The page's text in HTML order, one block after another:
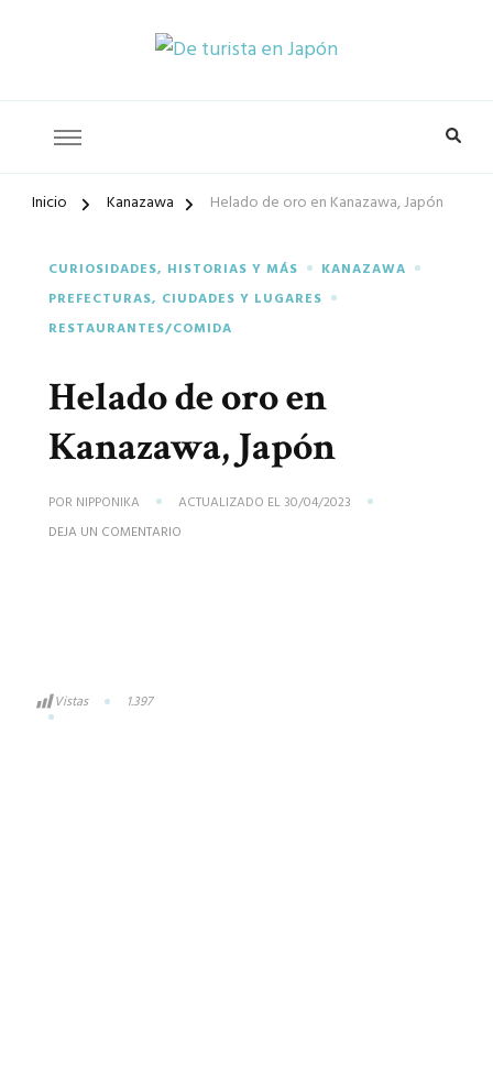
De turista
en Japón
Inicio Kanazawa Helado de oro en Kanazawa, Japón
CURIOSIDADES, HISTORIAS Y MÁS
KANAZAWA
PREFECTURAS, CIUDADES Y LUGARES
RESTAURANTES/COMIDA
Helado de oro en
Kanazawa, Japón
POR NIPPONIKA ACTUALIZADO EL 30/04/2023
DEJA UN COMENTARIO
Vistas 1.397